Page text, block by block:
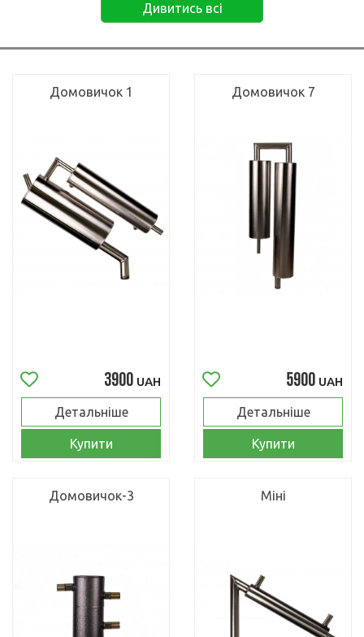
Дивитись всі
Домовичок 1
3900 UAH
Детальніше
Купити
Домовичок 7
5900 UAH
Детальніше
Купити
Домовичок-3 Міні